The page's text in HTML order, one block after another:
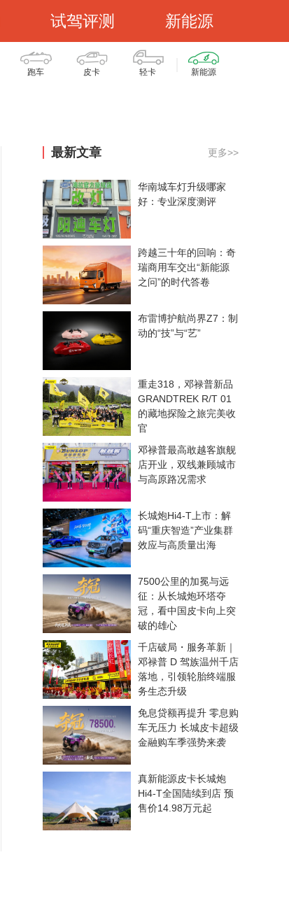
试驾评测 新能源
跑车 皮卡 轻卡 新能源
最新文章 更多>>
华南城车灯升级哪家
好：专业深度测评
跨越三十年的回响：奇
瑞商用车交出“新能源
之问”的时代答卷
布雷博护航尚界Z7：制
动的“技”与“艺”
重走318，邓禄普新品
GRANDTREK R/T 01
的藏地探险之旅完美收
官
邓禄普最高敢越客旗舰
店开业，双线兼顾城市
与高原路况需求
长城炮Hi4-T上市：解
码“重庆智造”产业集群
效应与高质量出海
7500公里的加冕与远
征：从长城炮环塔夺
冠，看中国皮卡向上突
破的雄心
千店破局・服务革新｜
邓禄普 D 驾族温州千店
落地，引领轮胎终端服
务生态升级
免息贷额再提升 零息购
车无压力 长城皮卡超级
金融购车季强势来袭
真新能源皮卡长城炮
Hi4-T全国陆续到店 预
售价14.98万元起